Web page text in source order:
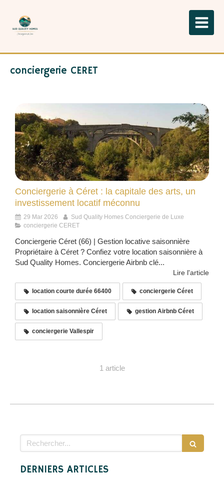
conciergerie CERET
Conciergerie à Céret : la capitale des arts, un
investissement locatif méconnu
29 Mar 2026
Sud Quality Homes Conciergerie de Luxe
conciergerie CERET
Conciergerie Céret (66) | Gestion locative saisonnière
Propriétaire à Céret ? Confiez votre location saisonnière à
Sud Quality Homes. Conciergerie Airbnb clé...
Lire l'article
location courte durée 66400 conciergerie Céret
location saisonnière Céret gestion Airbnb Céret
conciergerie Vallespir
1 article
Rechercher
DERNIERS ARTICLES